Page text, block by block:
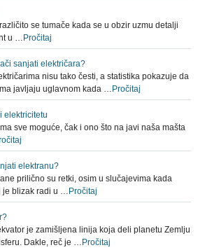
se tumače kada se u obzir uzmu detalji
u … Pročitaj
sanjati električara?
nisu tako česti, a statistika pokazuje da
javljaju uglavnom kada … Pročitaj
elektricitetu
sve moguće, čak i ono što na javi naša mašta
elektranu?
prilično su retki, osim u slučajevima kada
je blizak radi u … Pročitaj
je zamišljena linija koja deli planetu Zemlju
Dakle, reč je … Pročitaj